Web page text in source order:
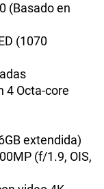
(Basado en
(1070
4 Octa-core
extendida)
(f/1.9, OIS,